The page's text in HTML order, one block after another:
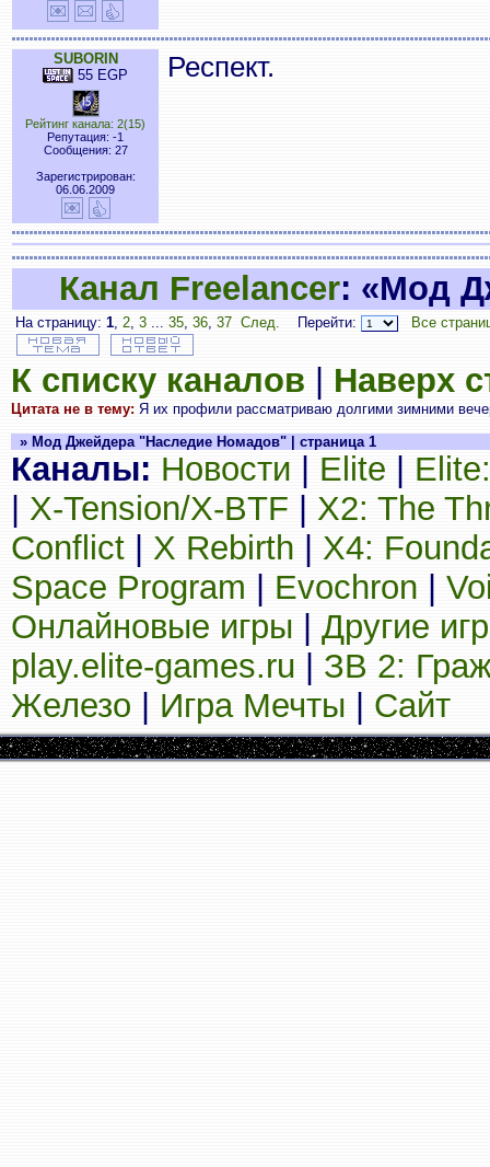
SUBORIN
55 EGP
Рейтинг канала: 2(15)
Репутация: -1
Сообщения: 27
Зарегистрирован:
06.06.2009
Респект.
Канал Freelancer: «Мод
На страницу: 1, 2, 3 ... 35, 36, 37 След. Перейти: Все
К списку каналов Наверх
Цитата не в тему: Я их профили рассматриваю долгими зимними
» Мод Джейдера "Наследие Номадов" | страница 1
Каналы: Новости Elite
X-Tension/X-BTF
X2: The
Conflict
X Rebirth
X4:
Space Program
Evochron
Онлайновые игры
Другие
play.elite-games.ru
ЗВ 2:
Железо
Игра Мечты Сайт